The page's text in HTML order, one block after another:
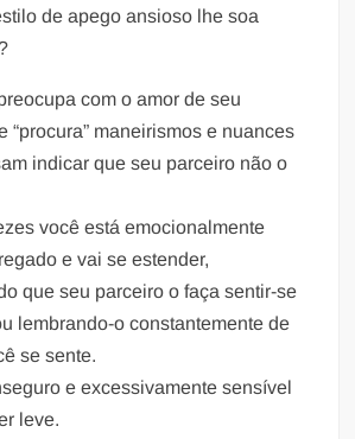
de apego ansioso lhe soa
com o amor de seu
“procura” maneirismos e nuances
indicar que seu parceiro não o
você está emocionalmente
e vai se estender,
que seu parceiro o faça sentir-se
lembrando-o constantemente de
se sente.
e excessivamente sensível
leve.